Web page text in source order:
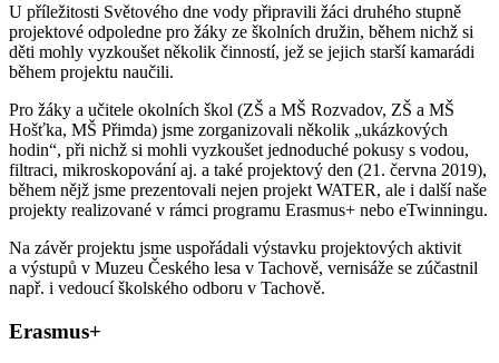
U příležitosti Světového dne vody připravili žáci druhého stupně
projektové odpoledne pro žáky ze školních družin, během nichž si
děti mohly vyzkoušet několik činností, jež se jejich starší kamarádi
během projektu naučili.
Pro žáky a učitele okolních škol (ZŠ a MŠ Rozvadov, ZŠ a MŠ
Hošťka, MŠ Přimda) jsme zorganizovali několik „ukázkových
hodin“, při nichž si mohli vyzkoušet jednoduché pokusy s vodou,
filtraci, mikroskopování aj. a také projektový den (21. června 2019),
během nějž jsme prezentovali nejen projekt WATER, ale i další naše
projekty realizované v rámci programu Erasmus+ nebo eTwinningu.
Na závěr projektu jsme uspořádali výstavku projektových aktivit
a výstupů v Muzeu Českého lesa v Tachově, vernisáže se zúčastnil
např. i vedoucí školského odboru v Tachově.
Erasmus+